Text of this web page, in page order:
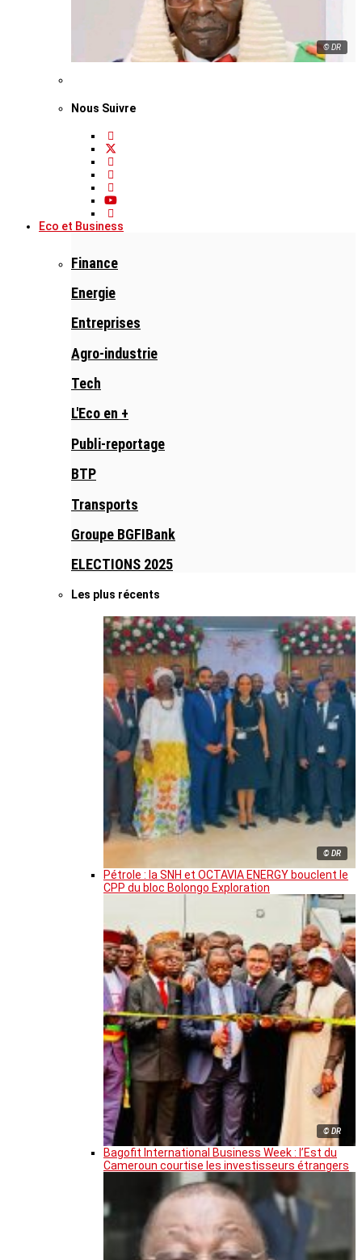
© DR
Nous Suivre
Eco et Business
Finance
Energie
Entreprises
Agro-industrie
Tech
L'Eco en +
Publi-reportage
BTP
Transports
Groupe BGFIBank
ELECTIONS 2025
Les plus récents
© DR
Pétrole : la SNH et OCTAVIA ENERGY bouclent le
CPP du bloc Bolongo Exploration
© DR
Bagofit International Business Week : l’Est du
Cameroun courtise les investisseurs étrangers